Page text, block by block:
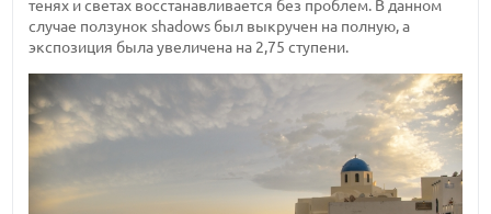
тенях и светах восстанавливается без проблем. В данном
случае ползунок shadows был выкручен на полную, а
экспозиция была увеличена на 2,75 ступени.